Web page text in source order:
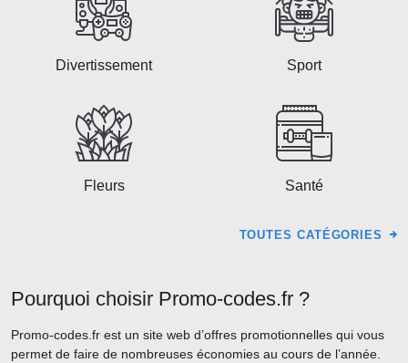
Divertissement Sport
Fleurs Santé
TOUTES CATÉGORIES
Pourquoi choisir Promo-codes.fr ?
Promo-codes.fr est un site web d’offres promotionnelles qui vous
permet de faire de nombreuses économies au cours de l’année.